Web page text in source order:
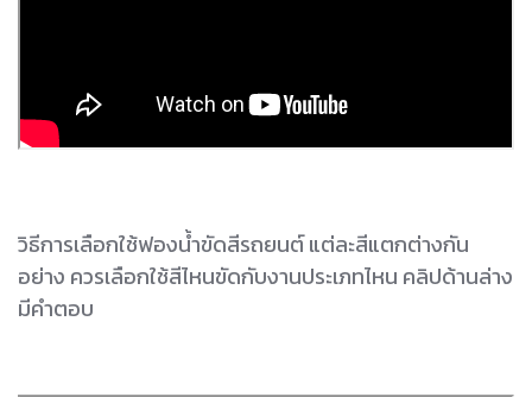
วิธีการเลือกใช้ฟองน้ำขัดสีรถยนต์ แต่ละสีแตกต่างกัน
อย่าง ควรเลือกใช้สีไหนขัดกับงานประเภทไหน คลิปด้านล่าง
มีคำตอบ